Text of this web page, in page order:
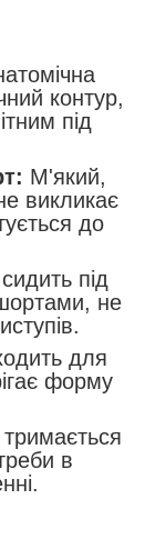
контур,
під
М'який,
викликає
до
під
не
для
форму
в